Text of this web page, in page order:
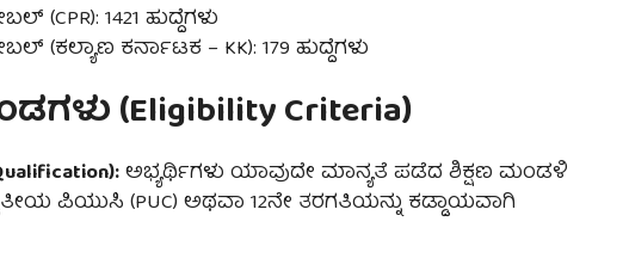
(CPR): 1421 ಹುದ್ದೆಗಳು
(ಕಲ್ಯಾಣ ಕರ್ನಾಟಕ – KK): 179 ಹುದ್ದೆಗಳು
(Eligibility Criteria)
ಅಭ್ಯರ್ಥಿಗಳು ಯಾವುದೇ ಮಾನ್ಯತೆ ಪಡೆದ ಶಿಕ್ಷಣ ಮಂಡಳಿ
ಪಿಯುಸಿ (PUC) ಅಥವಾ 12ನೇ ತರಗತಿಯನ್ನು ಕಡ್ಡಾಯವಾಗಿ